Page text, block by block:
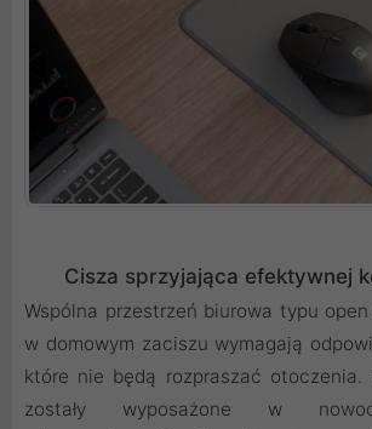
Cisza sprzyjająca efektywnej
Wspólna przestrzeń biurowa typu
w domowym zaciszu wymagają
które nie będą rozpraszać otoczenia.
zostały wyposażone w